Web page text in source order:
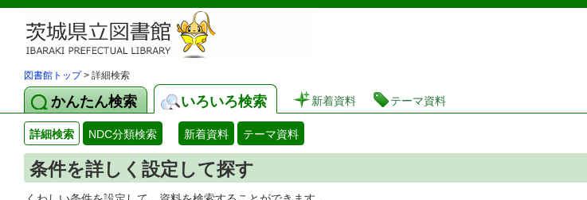
茨城県立図書館 蔵書検索・予約システム
図書館トップ> 詳細検索
かんたん検索 いろいろ検索 新着資料 テーマ資料
詳細検索 NDC分類検索 新着資料 テーマ資料
条件を詳しく設定して探す